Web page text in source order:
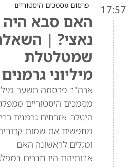
17:57 פרסום מסמכים היסטוריים
האם סבא היה
נאצי? |
שמטלטלת
מיליוני גרמנים
ארה"ב פרסמה תשעה
מסמכים היסטוריים
היטלר. אזרחים גרמנים
מחפשים את שמות
ומגלים לראשונה האם
אבותיהם היו חברים